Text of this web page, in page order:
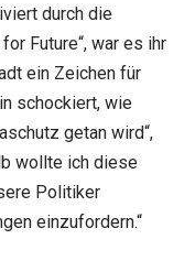
durch die
Future“, war es ihr
ein Zeichen für
schockiert, wie
getan wird“,
wollte ich diese
Politiker
einzufordern.“